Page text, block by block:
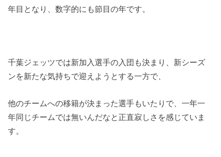
年目となり、数字的にも節目の年です。
千葉ジェッツでは新加入選手の入団も決まり、新シーズ
ンを新たな気持ちで迎えようとする一方で、
他のチームへの移籍が決まった選手もいたりで、一年一
年同じチームでは無いんだなと正直寂しさを感じていま
す。